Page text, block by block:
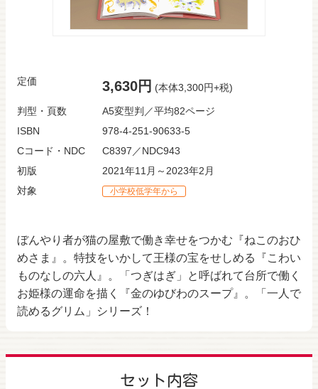
ぼんやり者が猫の屋敷で働き幸せをつかむ『ねこのおひ
めさま』。特技をいかして王様の宝をせしめる『こわい
ものなしの六人』。「つぎはぎ」と呼ばれて台所で働く
お姫様の運命を描く『金のゆびわのスープ』。「一人で
読めるグリム」シリーズ！
定価 3,630円 (本体3,300円+税)
判型・頁数
A5変型判／平均82ページ
ISBN
978-4-251-90633-5
Cコード・NDC
C8397／NDC943
初版
2021年11月～2023年2月
対象
小学校低学年から
セット内容